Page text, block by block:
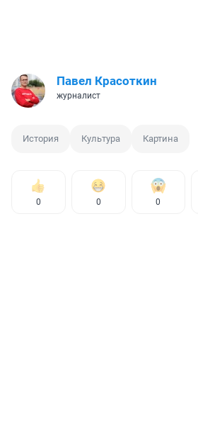
Павел Красоткин
журналист
История Культура Картина
0 0 0